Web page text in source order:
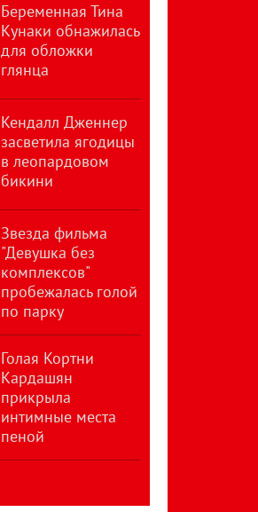
Беременная Тина
Кунаки обнажилась
для обложки
глянца
Кендалл Дженнер
засветила ягодицы
в леопардовом
бикини
Звезда фильма
"Девушка без
комплексов"
пробежалась голой
по парку
Голая Кортни
Кардашян
прикрыла
интимные места
пеной